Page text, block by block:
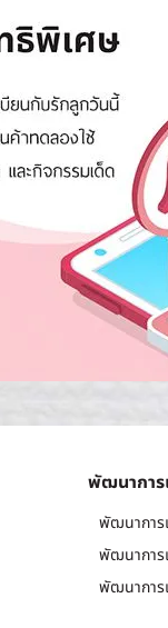
พัฒนาการ
พัฒนาการ
พัฒนาการ
พัฒนาการ